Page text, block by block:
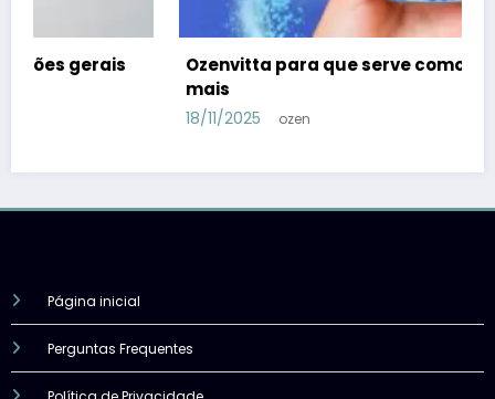
Ozenvitta para que serve como tomar: Saiba
Página inicial
Perguntas Frequentes